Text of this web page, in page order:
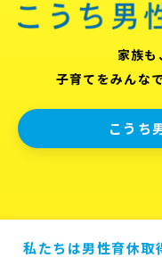
家族も
子育てをみんな
こうち
私たちは男性育休取